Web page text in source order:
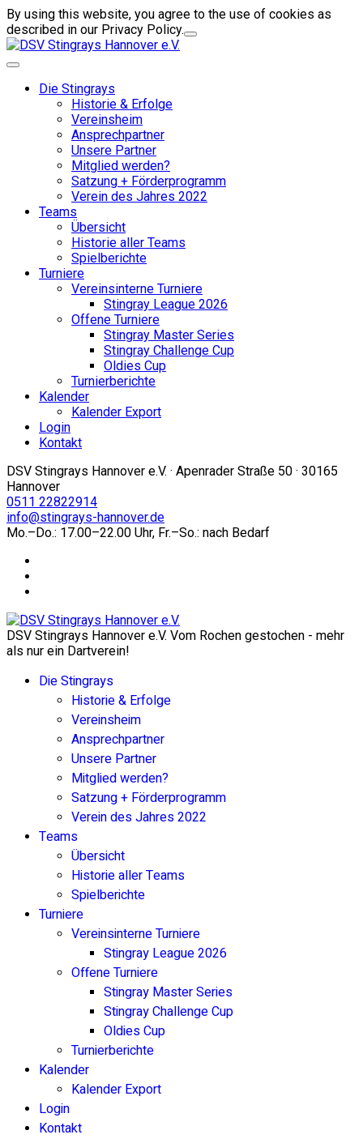
By using this website, you agree to the use of cookies as
described in our Privacy Policy.
Die Stingrays
Historie & Erfolge
Vereinsheim
Ansprechpartner
Unsere Partner
Mitglied werden?
Satzung + Förderprogramm
Verein des Jahres 2022
Teams
Übersicht
Historie aller Teams
Spielberichte
Turniere
Vereinsinterne Turniere
Stingray League 2026
Offene Turniere
Stingray Master Series
Stingray Challenge Cup
Oldies Cup
Turnierberichte
Kalender
Kalender Export
Login
Kontakt
DSV Stingrays Hannover e.V. · Apenrader Straße 50 · 30165
Hannover
0511 22822914
info@stingrays-hannover.de
Mo.–Do.: 17.00–22.00 Uhr, Fr.–So.: nach Bedarf
DSV Stingrays Hannover e.V. Vom Rochen gestochen - mehr
als nur ein Dartverein!
Die Stingrays
Historie & Erfolge
Vereinsheim
Ansprechpartner
Unsere Partner
Mitglied werden?
Satzung + Förderprogramm
Verein des Jahres 2022
Teams
Übersicht
Historie aller Teams
Spielberichte
Turniere
Vereinsinterne Turniere
Stingray League 2026
Offene Turniere
Stingray Master Series
Stingray Challenge Cup
Oldies Cup
Turnierberichte
Kalender
Kalender Export
Login
Kontakt